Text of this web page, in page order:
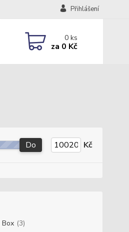
Přihlášení
0ks
za 0 Kč
Do Kč
Box (3)